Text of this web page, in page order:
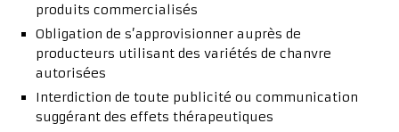
produits commercialisés
Obligation de s’approvisionner auprès de
producteurs utilisant des variétés de chanvre
autorisées
Interdiction de toute publicité ou communication
suggérant des effets thérapeutiques